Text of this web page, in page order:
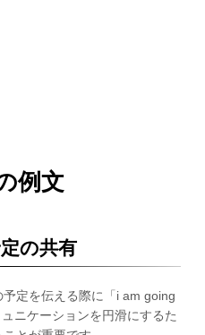
例文
の共有
定を伝える際に「i am going
ニケーションを円滑にするた